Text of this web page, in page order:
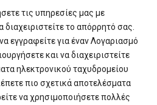
τις υπηρεσίες μας με
το απόρρητό σας.
εγγραφείτε για έναν Λογαριασμό
και να διαχειριστείτε
ηλεκτρονικού ταχυδρομείου
πιο σχετικά αποτελέσματα
να χρησιμοποιήσετε πολλές